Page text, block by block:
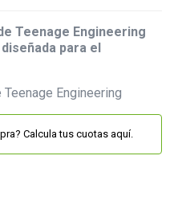
Teenage Engineering
para el
Calcula tus cuotas aquí.